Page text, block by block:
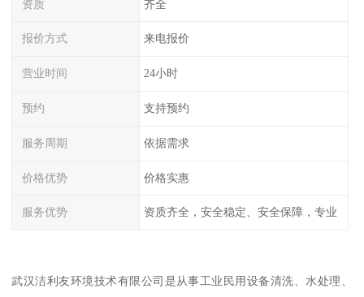
资质 齐全
报价方式 来电报价
营业时间 24小时
预约 支持预约
服务周期 依据需求
价格优势 价格实惠
服务优势 资质齐全，安全稳定、安全保障，专业
武汉洁利友环境技术有限公司是从事工业民用设备清洗、水处理、